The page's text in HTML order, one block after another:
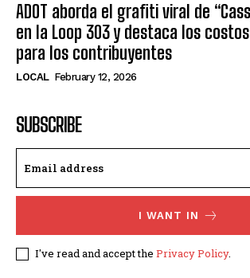
ADOT aborda el grafiti viral de
en la Loop 303 y destaca los
para los contribuyentes
LOCAL February 12, 2026
SUBSCRIBE
I WANT IN
I've read and accept the Privacy Policy.